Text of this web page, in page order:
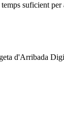
suficient
d'Arribada